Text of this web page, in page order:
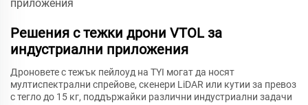
Решения с тежки дрони VTOL за
индустриални приложения
Дроновете с тежък пейлоуд на TYI могат да носят
мултиспектрални спрейове, скенери LiDAR или кутии за превоз
с тегло до 15 кг, поддържайки различни индустриални задачи